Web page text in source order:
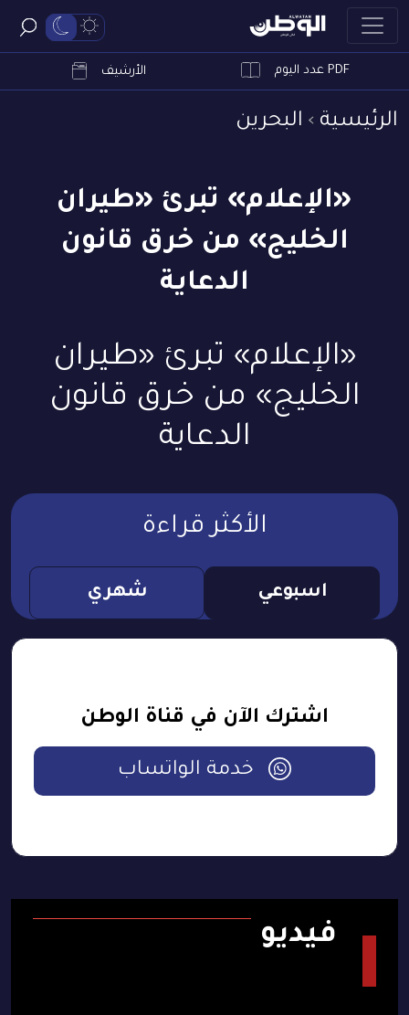
PDF عدد اليوم الأرشيف
الرئيسية البحرين
«الإعلام» تبرئ «طيران
الخليج» من خرق قانون
الدعاية
«الإعلام» تبرئ «طيران
الخليج» من خرق قانون
الدعاية
الأكثر قراءة
اسبوعي شهري
اشترك الآن في قناة الوطن
خدمة الواتساب
فيديو